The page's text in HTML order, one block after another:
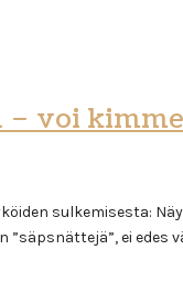
– voi
sulkemisesta:
ei edes